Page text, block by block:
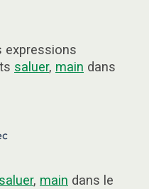
expressions
saluer, main dans
saluer, main dans le